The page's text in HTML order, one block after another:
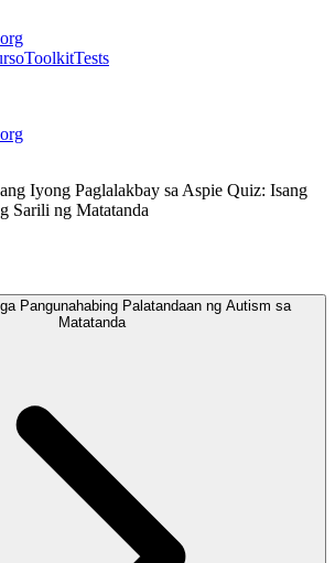
ToolkitTests
Iyong Paglalakbay sa Aspie Quiz: Isang
Sarili ng Matatanda
Pangunahabing Palatandaan ng Autism sa
Matatanda